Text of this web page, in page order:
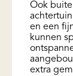
Ook
en een
kunnen
extra